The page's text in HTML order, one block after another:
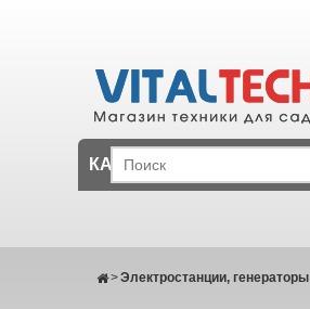
КАТАЛОГ
Электростанции, генераторы
>